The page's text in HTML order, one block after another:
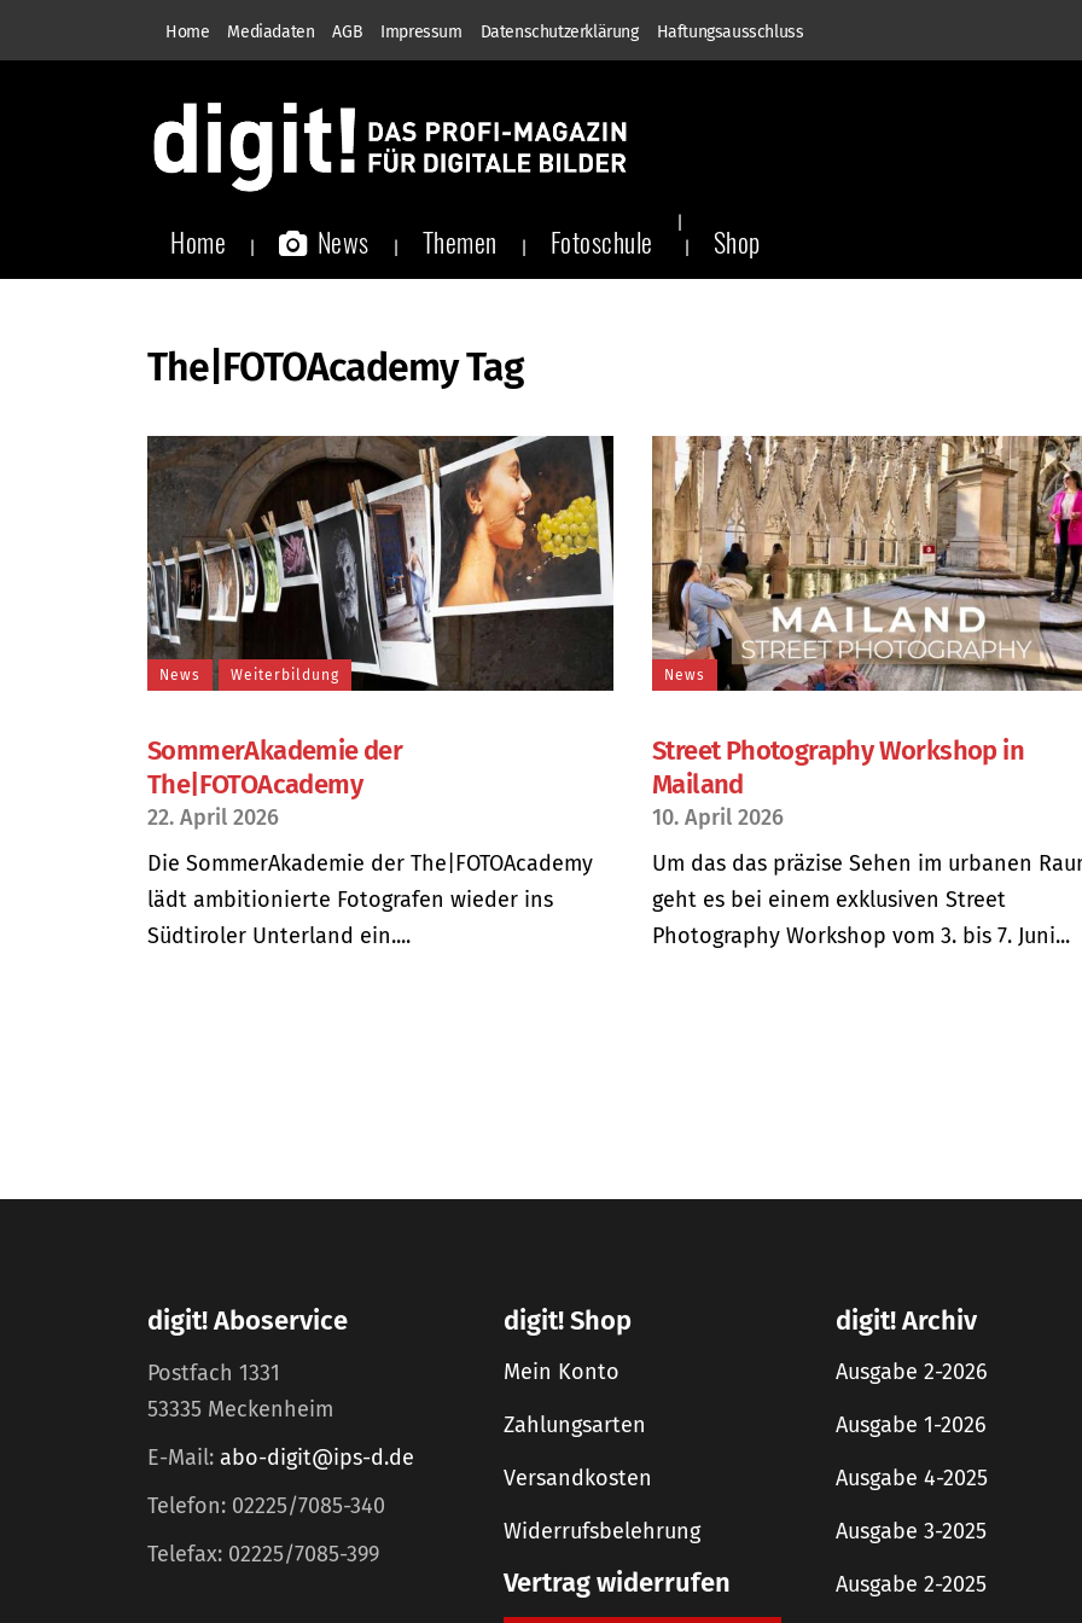
Home Mediadaten AGB Impressum Datenschutzerklärung Haftungsausschluss
Home News Themen Fotoschule Shop
The|FOTOAcademy Tag
News Weiterbildung
SommerAkademie der
The|FOTOAcademy
22. April 2026
Die SommerAkademie der The|FOTOAcademy
lädt ambitionierte Fotografen wieder ins
Südtiroler Unterland ein....
News
Street Photography Workshop in
Mailand
10. April 2026
Um das das präzise Sehen im urbanen
geht es bei einem exklusiven Street
Photography Workshop vom 3. bis 7. Juni...
digit! Aboservice
Postfach 1331
53335 Meckenheim
E-Mail: abo-digit@ips-d.de
Telefon: 02225/7085-340
Telefax: 02225/7085-399
digit! Shop
Mein Konto
Zahlungsarten
Versandkosten
Widerrufsbelehrung
Vertrag widerrufen
digit! Archiv
Ausgabe 2-2026
Ausgabe 1-2026
Ausgabe 4-2025
Ausgabe 3-2025
Ausgabe 2-2025